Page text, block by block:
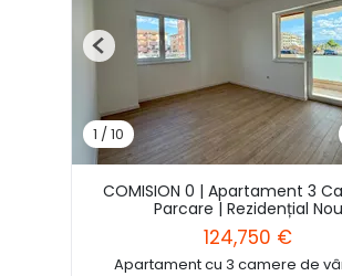
1 /10
Previous
COMISION 0 | Apartament 3
Parcare | Rezidențial Nou
124,750 €
Apartament cu 3 camere de